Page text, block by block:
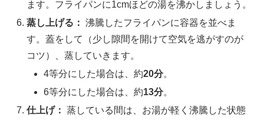
ます。フライパンに1cmほどの湯を沸かしましょう。
蒸し上げる： 沸騰したフライパンに容器を並べま
す。蓋をして（少し隙間を開けて空気を逃がすのが
コツ）、蒸していきます。
4等分にした場合は、約20分。
6等分にした場合は、約13分。
仕上げ： 蒸している間は、お湯が軽く沸騰した状態